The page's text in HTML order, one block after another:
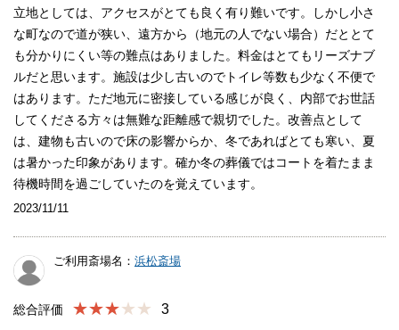
立地としては、アクセスがとても良く有り難いです。しかし小さ
な町なので道が狭い、遠方から（地元の人でない場合）だととて
も分かりにくい等の難点はありました。料金はとてもリーズナブ
ルだと思います。施設は少し古いのでトイレ等数も少なく不便で
はあります。ただ地元に密接している感じが良く、内部でお世話
してくださる方々は無難な距離感で親切でした。改善点として
は、建物も古いので床の影響からか、冬であればとても寒い、夏
は暑かった印象があります。確か冬の葬儀ではコートを着たまま
待機時間を過ごしていたのを覚えています。
2023/11/11
ご利用斎場名： 浜松斎場
総合評価 ★★★ 3